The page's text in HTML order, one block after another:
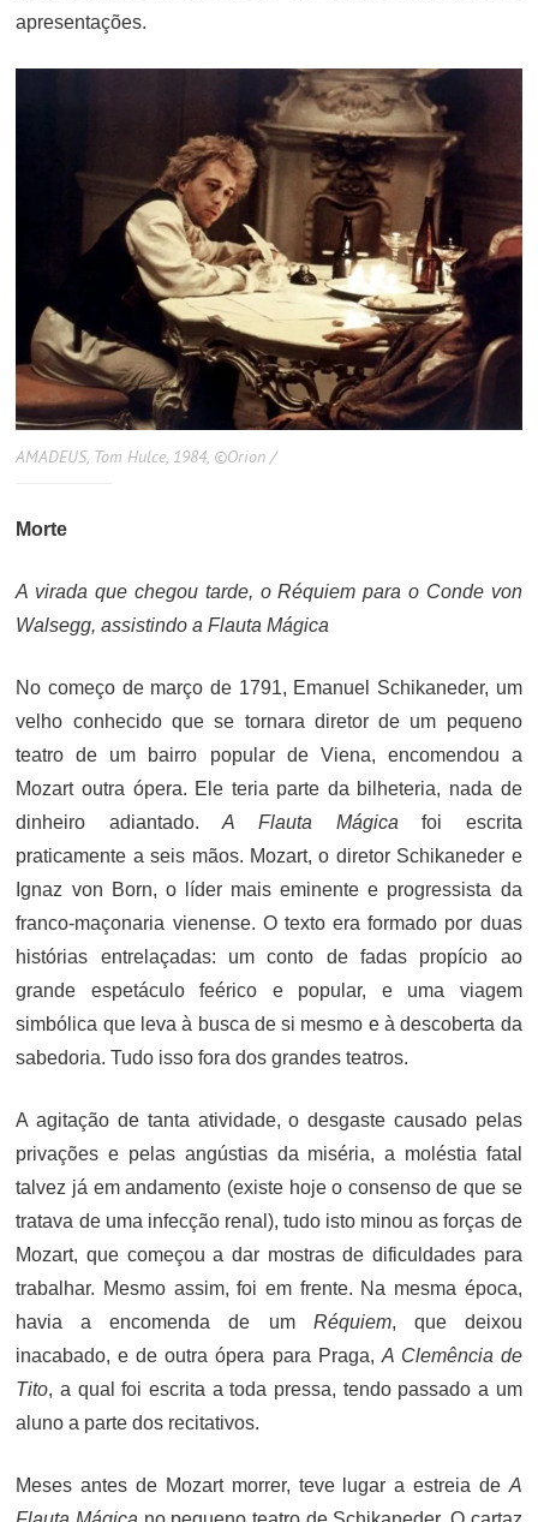
apresentações.
AMADEUS, Tom Hulce, 1984, ©Orion /
Morte
A virada que chegou tarde, o Réquiem para o Conde von
Walsegg, assistindo a Flauta Mágica
No começo de março de 1791, Emanuel Schikaneder, um
velho conhecido que se tornara diretor de um pequeno
teatro de um bairro popular de Viena, encomendou a
Mozart outra ópera. Ele teria parte da bilheteria, nada de
dinheiro adiantado.A Flauta Mágica foi escrita
praticamente a seis mãos. Mozart, o diretor Schikaneder e
Ignaz von Born, o líder mais eminente e progressista da
franco-maçonaria vienense. O texto era formado por duas
histórias entrelaçadas: um conto de fadas propício ao
grande espetáculo feérico e popular, e uma viagem
simbólica que leva à busca de si mesmo e à descoberta da
sabedoria. Tudo isso fora dos grandes teatros.
A agitação de tanta atividade, o desgaste causado pelas
privações e pelas angústias da miséria, a moléstia fatal
talvez já em andamento (existe hoje o consenso de que se
tratava de uma infecção renal), tudo isto minou as forças de
Mozart, que começou a dar mostras de dificuldades para
trabalhar. Mesmo assim, foi em frente. Na mesma época,
havia a encomenda de um Réquiem, que deixou
inacabado, e de outra ópera para Praga, A Clemência de
Tito, a qual foi escrita a toda pressa, tendo passado a um
aluno a parte dos recitativos.
Meses antes de Mozart morrer, teve lugar a estreia de A